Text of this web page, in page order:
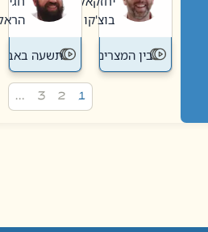
לישנה
בוצ'קו
בין המצרים
באב
הראל
תשעה באב